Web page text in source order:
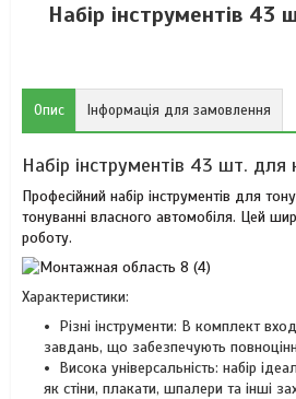
Набір інструментів 43
Опис Інформація для замовлення
Набір інструментів 43 шт. для
Професійний набір інструментів для
тонуванні власного автомобіля. Цей
роботу.
Характеристики:
Різні інструменти: В комплект
завдань, що забезпечують
Висока універсальність: набір
як стіни, плакати, шпалери та інші